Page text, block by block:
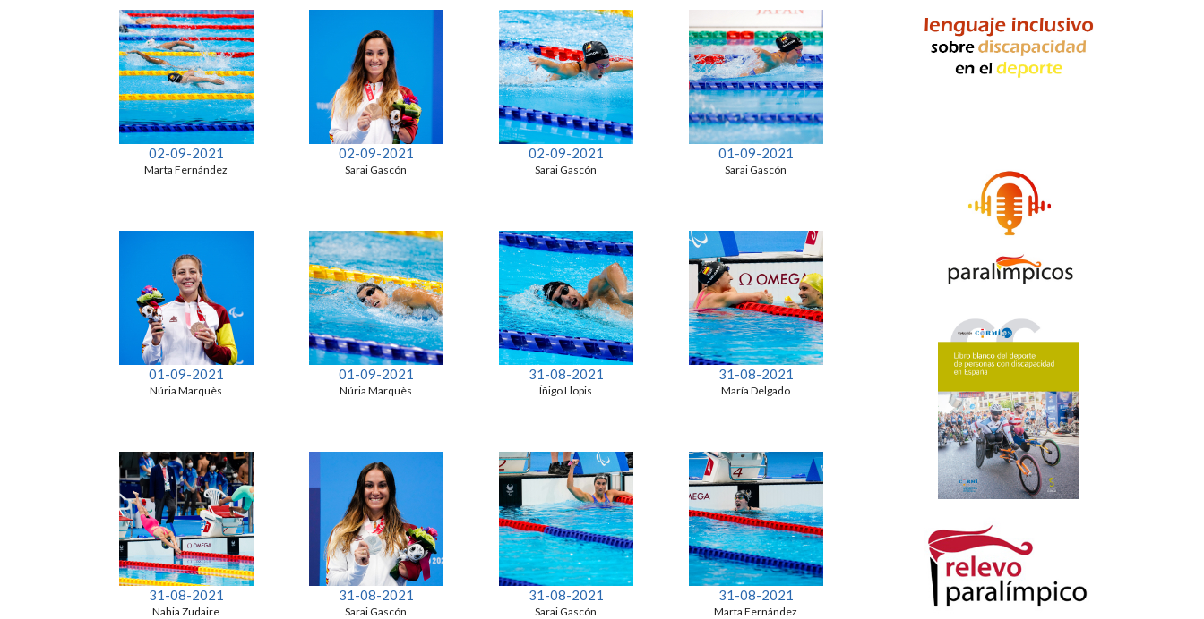
02-09-2021
Marta Fernández
02-09-2021
Sarai Gascón
02-09-2021
Sarai Gascón
01-09-2021
Sarai Gascón
01-09-2021
Núria Marquès
01-09-2021
Núria Marquès
31-08-2021
Íñigo Llopis
31-08-2021
María Delgado
31-08-2021
Nahia Zudaire
31-08-2021
Sarai Gascón
31-08-2021
Sarai Gascón
31-08-2021
Marta Fernández